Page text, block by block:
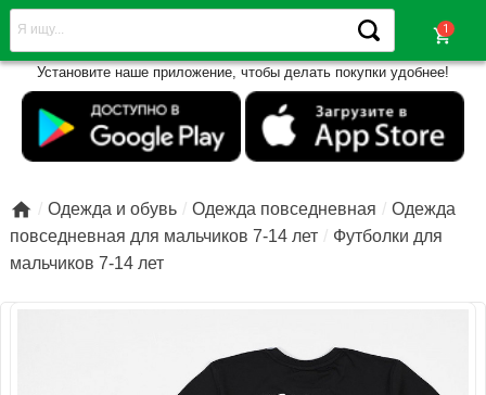
shopping_cart
Установите наше приложение, чтобы делать покупки удобнее!
 Одежда и обувь Одежда повседневная
Одежда
повседневная для мальчиков 7-14 лет
Футболки для
мальчиков 7-14 лет